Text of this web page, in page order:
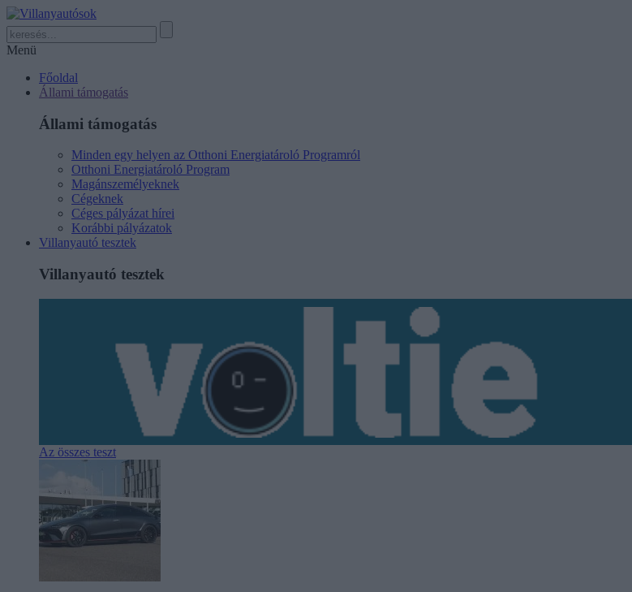
Menü
Főoldal
Állami támogatás
Állami támogatás
Minden egy helyen az Otthoni Energiatároló Programról
Otthoni Energiatároló Program
Magánszemélyeknek
Cégeknek
Céges pályázat hírei
Korábbi pályázatok
Villanyautó tesztek
Villanyautó tesztek
Az összes teszt